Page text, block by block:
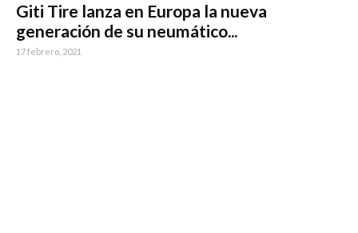
Giti Tire lanza en Europa la nueva
generación de su neumático...
17 febrero, 2021